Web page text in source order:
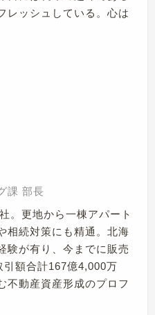
レッシュしている。心は
課 部長
。更地から一棟アパート
相続対策にも精通。北海
験が有り、今までに販売
引額合計167億4,000万
不動産資産形成のプロフ